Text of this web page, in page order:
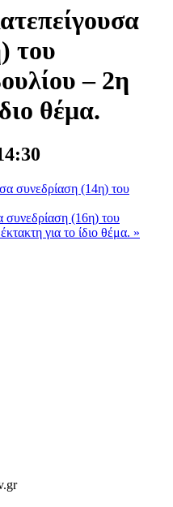
του
– 2η
θέμα.
συνεδρίαση (14η) του
(16η) του
για το ίδιο θέμα. »